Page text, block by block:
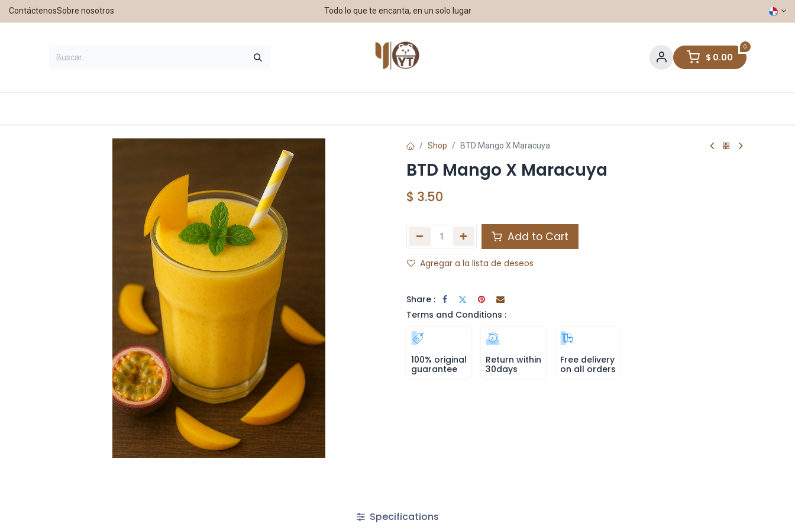
ContáctenosSobre nosotros Todo lo que te encanta, en un solo lugar
0
$ 0.00
Shop BTD Mango X Maracuya
BTD Mango X Maracuya
$ 3.50
Add to Cart
Agregar a la lista de deseos
Share :
Terms and Conditions :
100% original
guarantee
Return within
30days
Free delivery
on all orders
Specifications